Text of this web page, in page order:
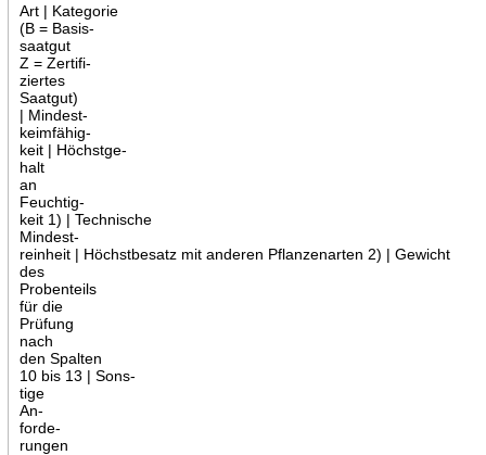
Art | Kategorie
(B = Basis-
saatgut
Z = Zertifi-
ziertes
Saatgut)
| Mindest-
keimfähig-
keit | Höchstge-
halt
an
Feuchtig-
keit 1) | Technische
Mindest-
reinheit | Höchstbesatz mit anderen Pflanzenarten 2) | Gewicht
des
Probenteils
für die
Prüfung
nach
den Spalten
10 bis 13 | Sons-
tige
An-
forde-
rungen